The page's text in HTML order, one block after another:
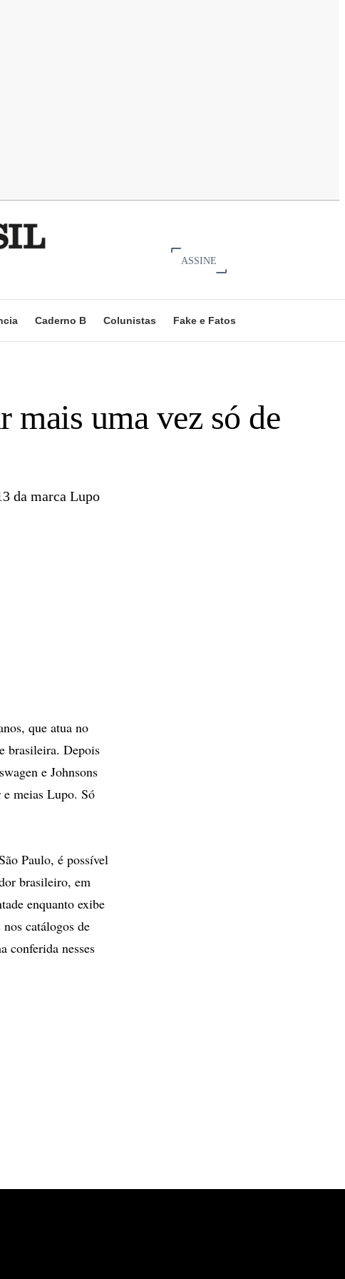
ASSINE
Caderno B Colunistas Fake e Fatos
mais uma vez só de
da marca Lupo
que atua no
brasileira. Depois
e Johnsons
e meias Lupo. Só
Paulo, é possível
brasileiro, em
enquanto exibe
catálogos de
conferida nesses